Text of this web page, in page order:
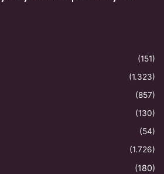
(151)
(1.323)
(857)
(130)
(54)
(1.726)
(180)